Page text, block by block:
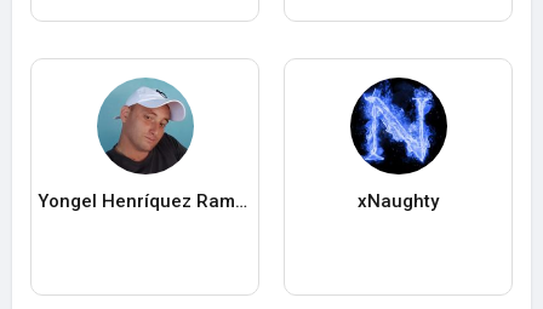
Yongel Henríquez Ramos xNaughty